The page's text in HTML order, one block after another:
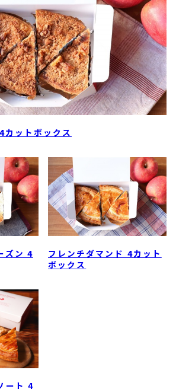
カットボックス
ズン 4
フレンチダマンド 4カット
ボックス
ート 4